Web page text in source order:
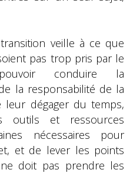
veille à ce que
pas trop pris par le
conduire la
la responsabilité de la
leur dégager du temps,
et ressources
nécessaires pour
et de lever les points
doit pas prendre les